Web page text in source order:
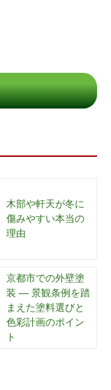
木部や軒天が冬に
傷みやすい本当の
理由
京都市での外壁塗
装 ― 景観条例を踏
まえた塗料選びと
色彩計画のポイン
ト